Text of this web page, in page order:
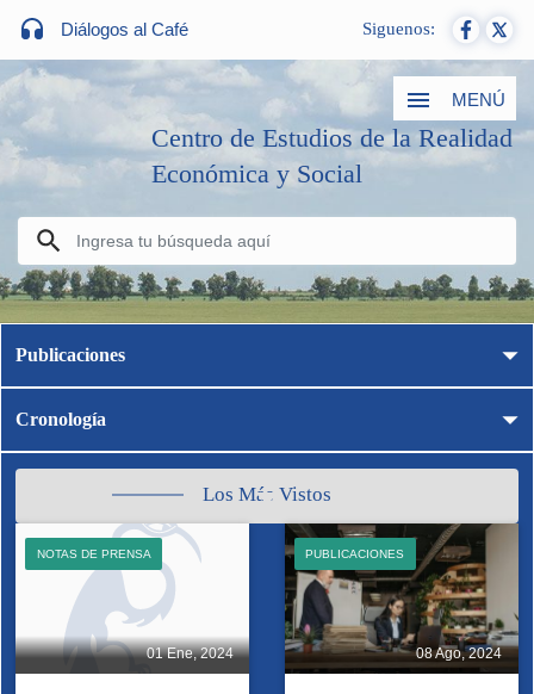
Diálogos al Café Siguenos:
MENÚ
Centro de Estudios de la Realidad
Económica y Social
Publicaciones
Cronología
Los Más Vistos
01 Ene, 2024
NOTAS DE PRENSA
08 Ago, 2024
PUBLICACIONES